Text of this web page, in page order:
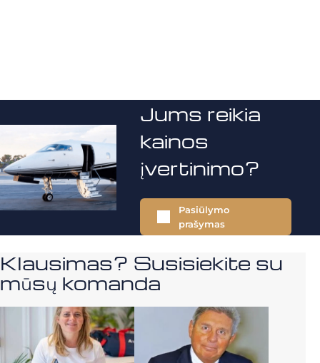
Jums reikia
kainos
įvertinimo?
Pasiūlymo
prašymas
Klausimas? Susisiekite su
mūsų komanda